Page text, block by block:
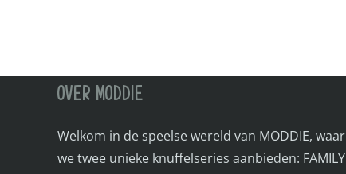
OVER MODDIE
Welkom in de speelse wereld van MODDIE, waar
we twee unieke knuffelseries aanbieden: FAMILY